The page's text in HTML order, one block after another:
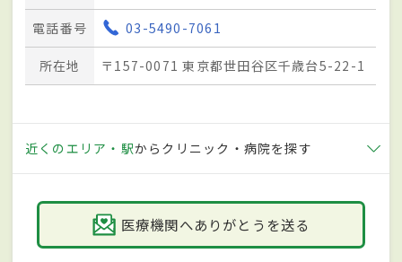
電話番号 03-5490-7061
所在地 〒157-0071 東京都世田谷区千歳台5-22-1
近くのエリア・駅からクリニック・病院を探す
医療機関へありがとうを送る